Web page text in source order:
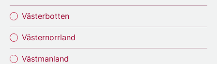
Västerbotten
Västernorrland
Västmanland